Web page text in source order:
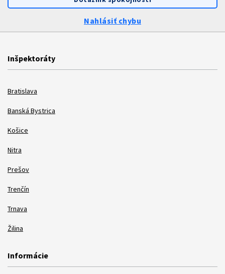
Nahlásiť chybu
Inšpektoráty
Bratislava
Banská Bystrica
Košice
Nitra
Prešov
Trenčín
Trnava
Žilina
Informácie